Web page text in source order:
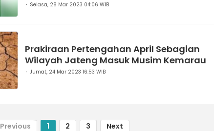
Selasa, 28 Mar 2023 04:06 WIB
Prakiraan Pertengahan April Sebagian
Wilayah Jateng Masuk Musim Kemarau
Jumat, 24 Mar 2023 16:53 WIB
Previous 1 2 3 Next